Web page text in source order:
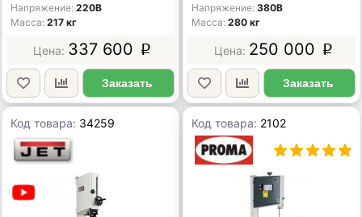
Напряжение 220В
Масса 217 кг
337 600 p
Заказать
Напряжение 380В
Масса 280 кг
250 000 p
Заказать
Код товара: 34259 Код товара: 2102